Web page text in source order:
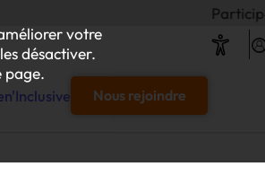
votre
désactiver.
page.
Participez aux
Nous rejoindre